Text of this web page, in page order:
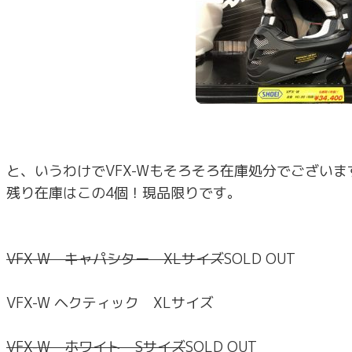
と、いうわけでVFX-Wもそろそろ在庫処分でございま
残り在庫はこの4個！現品限りです。
VFX-W キャパシター XLサイズSOLD OUT
VFX-W ヘクティック XLサイズ
VFX-W ホワイト SサイズSOLD OUT